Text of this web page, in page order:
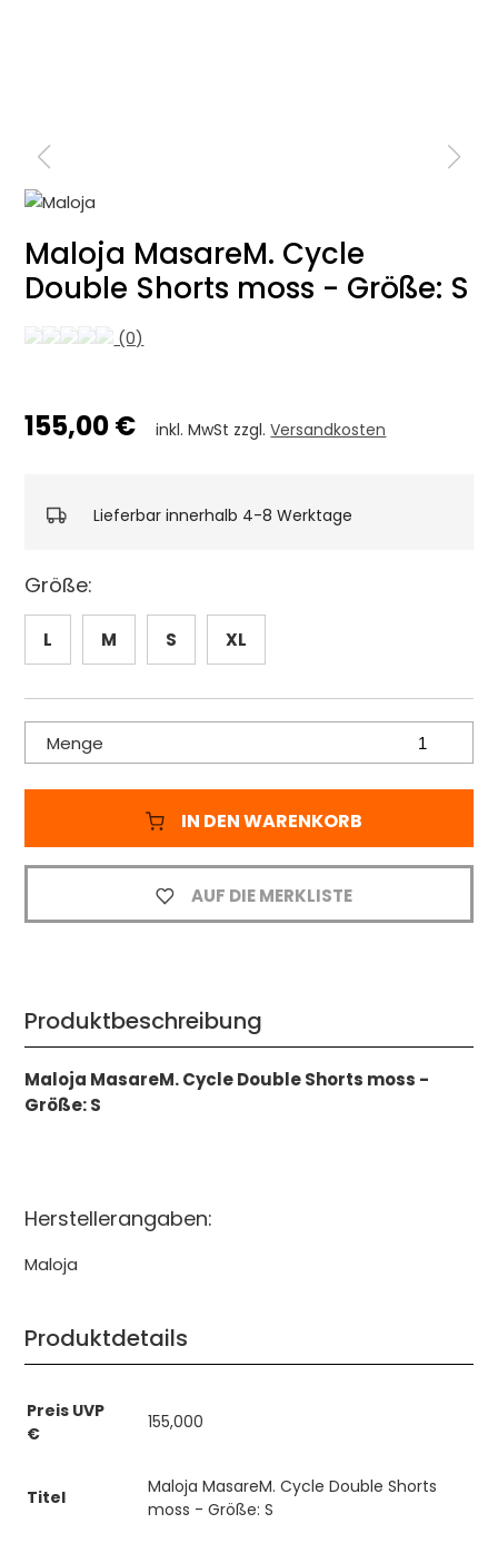
Maloja MasareM. Cycle
Double Shorts moss - Größe: S
(0)
155,00 € inkl. MwSt zzgl.Versandkosten
Lieferbar innerhalb 4-8 Werktage
Größe:
L M S XL
Menge
IN DEN WARENKORB
AUF DIE MERKLISTE
Produktbeschreibung
Maloja MasareM. Cycle Double Shorts moss -
Größe: S
Herstellerangaben:
Maloja
Produktdetails
Preis UVP
€
155,000
Titel
Maloja MasareM. Cycle Double Shorts
moss - Größe: S